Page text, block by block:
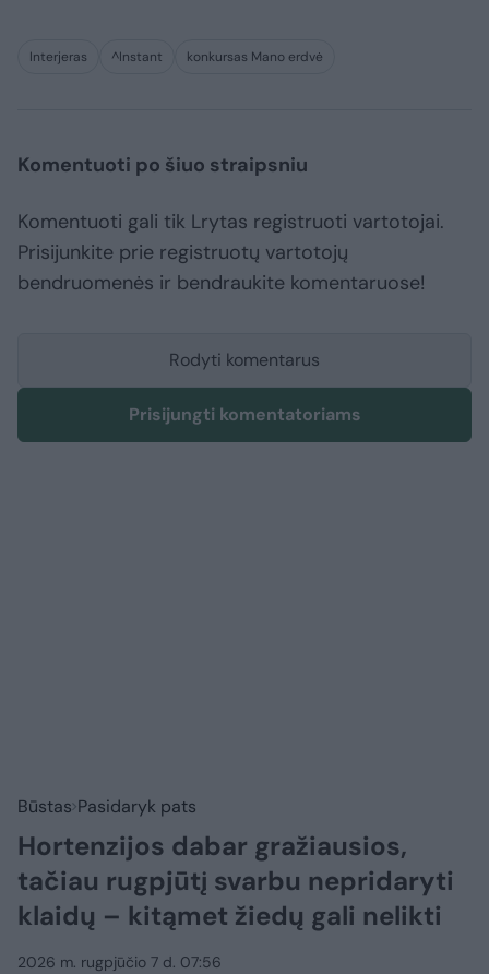
Interjeras ^Instant konkursas Mano erdvė
Komentuoti po šiuo straipsniu
Komentuoti gali tik Lrytas registruoti vartotojai.
Prisijunkite prie registruotų vartotojų
bendruomenės ir bendraukite komentaruose!
Rodyti komentarus
Prisijungti komentatoriams
Būstas Pasidaryk pats
Hortenzijos dabar gražiausios,
tačiau rugpjūtį svarbu nepridaryti
klaidų – kitąmet žiedų gali nelikti
2026 m. rugpjūčio 7 d. 07:56